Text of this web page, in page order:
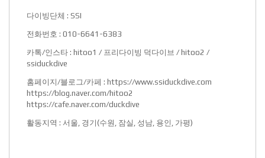
다이빙단체 : SSI
전화번호 : 010-6641-6383
카톡/인스타 : hitoo1 / 프리다이빙 덕다이브 / hitoo2 /
ssiduckdive
홈페이지/블로그/카페 :https://www.ssiduckdive.com
https://blog.naver.com/hitoo2
https://cafe.naver.com/duckdive
활동지역 : 서울, 경기(수원, 잠실, 성남, 용인, 가평)